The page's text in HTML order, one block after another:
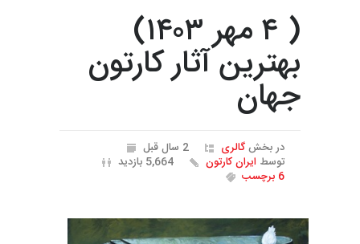
( ۴ مهر ۱۴۰۳)
بهترین آثار کارتون
جهان
در بخشگالری
2 سال قبل
توسط ایران کارتون
5,664 بازدید
6 برچسب